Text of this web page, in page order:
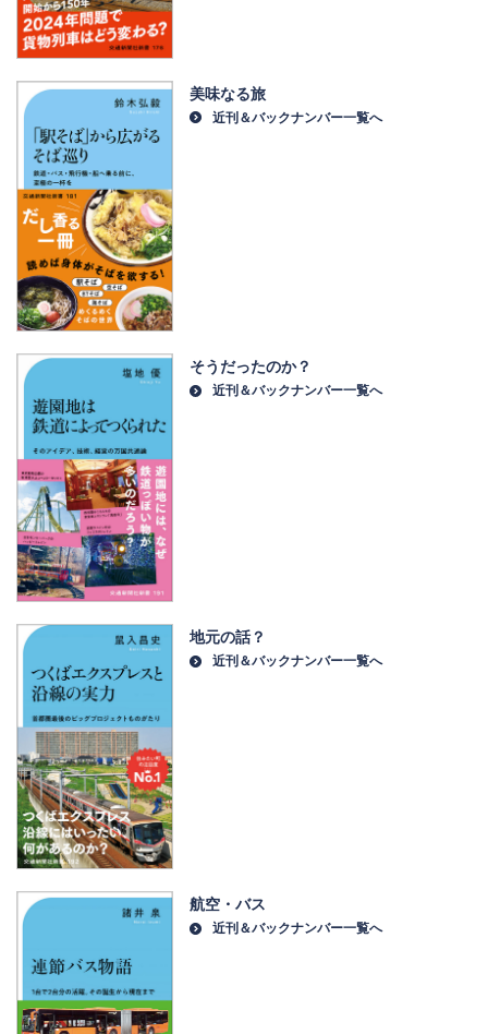
美味なる旅
近刊＆バックナンバー一覧へ
そうだったのか？
近刊＆バックナンバー一覧へ
地元の話？
近刊＆バックナンバー一覧へ
航空・バス
近刊＆バックナンバー一覧へ